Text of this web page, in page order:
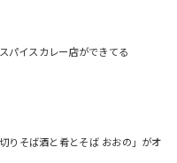
パイスカレー店ができてる
りそば酒と肴とそば おおの」がオ